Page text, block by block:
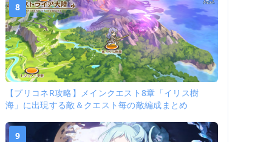
8
【プリコネR攻略】メインクエスト8章「イリス樹
海」に出現する敵＆クエスト毎の敵編成まとめ
9